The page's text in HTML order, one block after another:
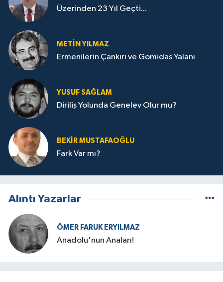
Üzerinden 23 Yıl Geçti...
METIN YILMAZ
Ermenilerin Çankırı ve Gomidas Yalanı
YUSUF SAĞLAM
Diriliş Yolunda Genelev Olur mu?
BEKIR MUSTAFAOĞLU
Fark Var mı?
Alıntı Yazarlar
ÖMER FARUK ERYILMAZ
Anadolu'nun Anaları!